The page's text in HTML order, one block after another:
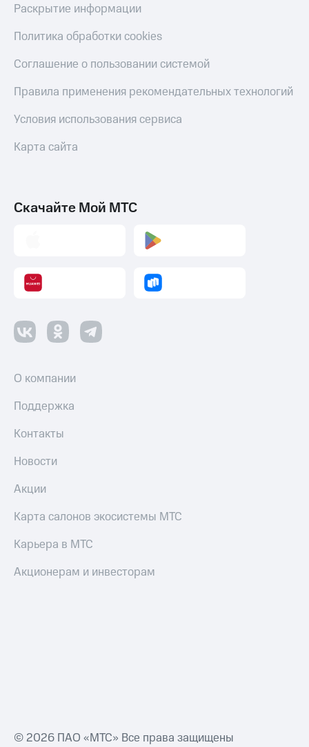
Раскрытие информации
Политика обработки cookies
Соглашение о пользовании системой
Правила применения рекомендательных технологий
Условия использования сервиса
Карта сайта
Скачайте Мой МТС
О компании
Поддержка
Контакты
Новости
Акции
Карта салонов экосистемы МТС
Карьера в МТС
Акционерам и инвесторам
© 2026 ПАО «МТС» Все права защищены